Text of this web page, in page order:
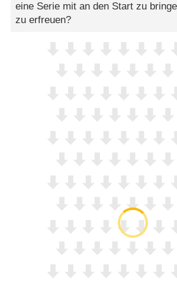
eine Serie mit an den Start zu
zu erfreuen?